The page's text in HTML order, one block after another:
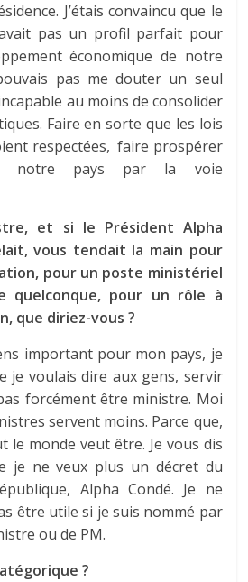
J’étais convaincu que le
pas un profil parfait pour
économique de notre
pas me douter un seul
au moins de consolider
Faire en sorte que les lois
respectées, faire prospérer
notre pays par la voie
et si le Président Alpha
vous tendait la main pour
pour un poste ministériel
quelconque, pour un rôle à
que diriez-vous ?
important pour mon pays, je
je voulais dire aux gens, servir
forcément être ministre. Moi
servent moins. Parce que,
le monde veut être. Je vous dis
je ne veux plus un décret du
Alpha Condé. Je ne
être utile si je suis nommé par
ou de PM.
?